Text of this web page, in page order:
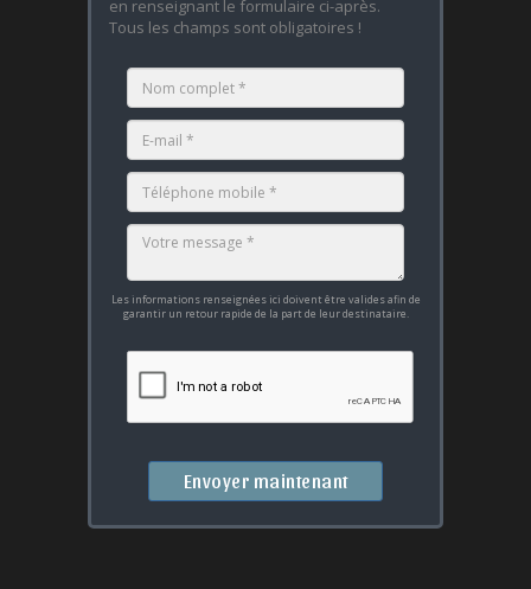
en renseignant le formulaire ci-après.
Tous les champs sont obligatoires !
Les informations renseignées ici doivent être valides afin de
garantir un retour rapide de la part de leur destinataire.
Envoyer maintenant